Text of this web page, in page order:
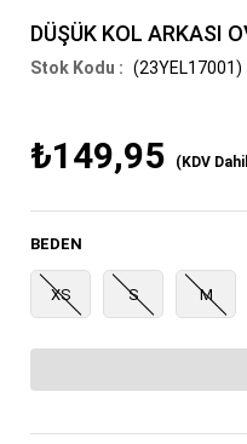
DÜŞÜK KOL ARKASI
(23YEL17001)
₺149,95 (KDV
BEDEN
XS S M